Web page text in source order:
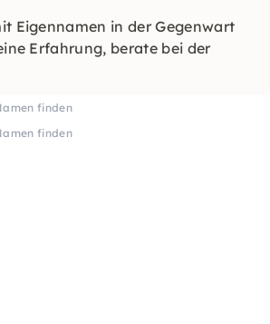
Eigennamen in der Gegenwart
Erfahrung, berate bei der
finden
finden